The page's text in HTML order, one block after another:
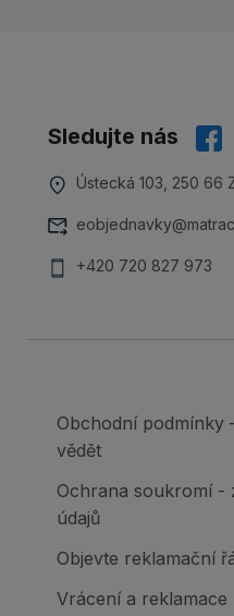
Sledujte nás
Ústecká 103, 250 66
+420 720 827 973
Obchodní podmínky
vědět
Ochrana soukromí -
údajů
Objevte reklamační
Vrácení a reklamace